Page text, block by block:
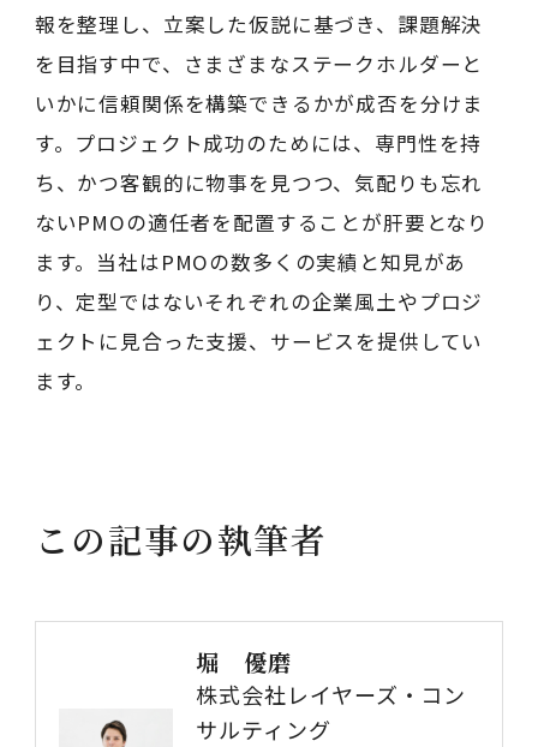
報を整理し、立案した仮説に基づき、課題解決
を目指す中で、さまざまなステークホルダーと
いかに信頼関係を構築できるかが成否を分けま
す。プロジェクト成功のためには、専門性を持
ち、かつ客観的に物事を見つつ、気配りも忘れ
ないPMOの適任者を配置することが肝要となり
ます。当社はPMOの数多くの実績と知見があ
り、定型ではないそれぞれの企業風土やプロジ
ェクトに見合った支援、サービスを提供してい
ます。
この記事の執筆者
堀 優磨
株式会社レイヤーズ・コン
サルティング